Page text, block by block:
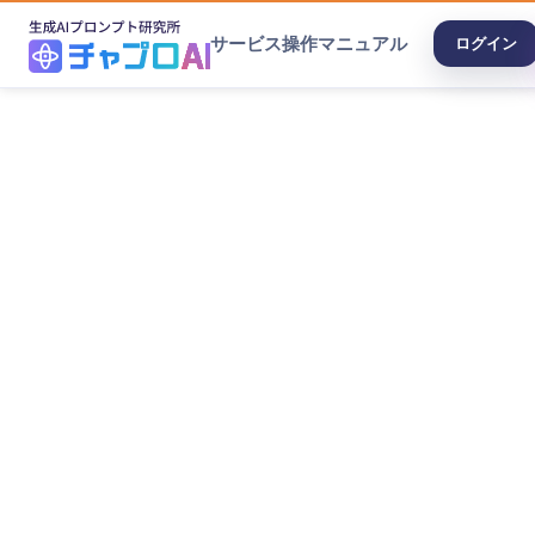
サービス操作マニュアル ログイン